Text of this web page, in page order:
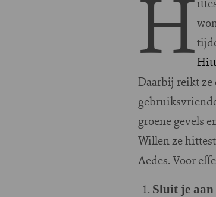
H
Daarbij reikt ze
groene gevels
Willen ze
Aedes. Voor
Sluit je